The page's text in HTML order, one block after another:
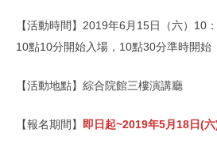
【活動時間】2019年6月15日（六）10
10點10分開始入場，10點30分準時開始
【活動地點】綜合院館三樓演講廳
【報名期間】 即日起~2019年5月18日(六